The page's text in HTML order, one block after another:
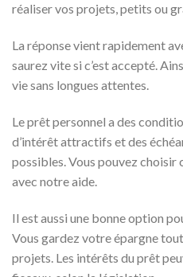
réaliser vos projets, petits ou
La réponse vient rapidement
saurez vite si c’est accepté.
vie sans longues attentes.
Le prêt personnel a des
d’intérêt attractifs et des
possibles. Vous pouvez choisir
avec notre aide.
Il est aussi une bonne option
Vous gardez votre épargne
projets. Les intérêts du prêt